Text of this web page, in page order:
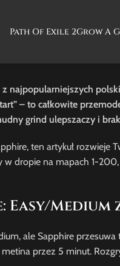
Path Of Exile 2Grow A
najpopularniejszych
– to całkowite
grind ulepszaczy i
ten artykuł
dropie na mapach 1-
Medium
ale Sapphire
przez 5 minut.